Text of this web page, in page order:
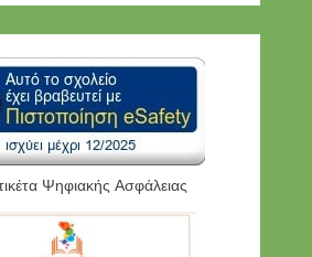
Ψηφιακής Ασφάλειας